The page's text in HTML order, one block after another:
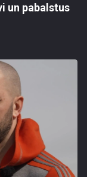
un pabalstus